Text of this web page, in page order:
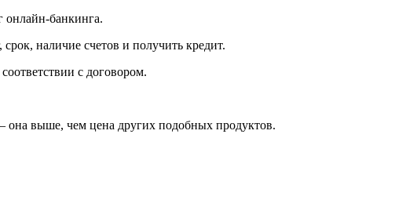
онлайн-банкинга.
наличие счетов и получить кредит.
с договором.
– она выше, чем цена других подобных продуктов.